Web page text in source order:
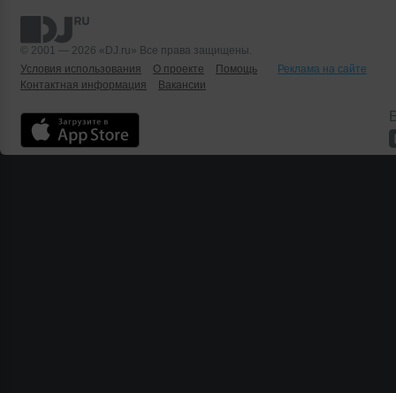
© 2001 — 2026 «DJ.ru» Все права защищены.
Условия использования
О проекте Помощь
Реклама на сайте
Контактная информация
Вакансии